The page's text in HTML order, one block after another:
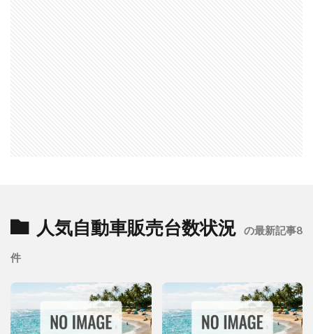
人気自動車販売台数状況 の最新記事8
件